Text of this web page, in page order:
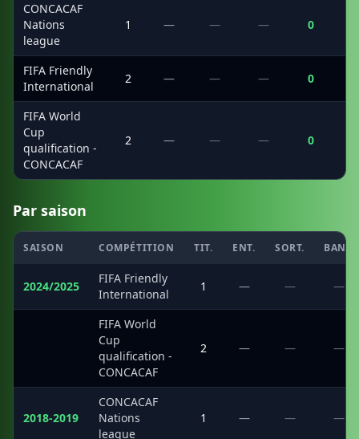
CONCACAF
Nations
league
1 — — — 0
FIFA Friendly
International
2 — — — 0
FIFA World
Cup
qualification -
CONCACAF
2 — — — 0
Par saison
SAISON COMPÉTITION TIT. ENT. SORT. BANC
2024/2025
FIFA Friendly
International
1 — — —
FIFA World
Cup
qualification -
CONCACAF
2 — — —
2018-2019
CONCACAF
Nations
league
1 — — —